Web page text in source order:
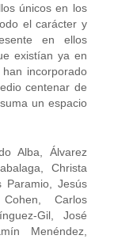
únicos en los
el carácter y
en ellos
existían ya en
incorporado
centenar de
un espacio
Alba, Álvarez
Christa
Paramio, Jesús
Carlos
Gil, José
Menéndez,